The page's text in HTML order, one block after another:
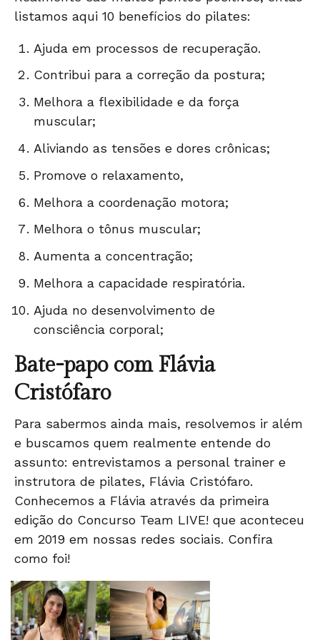
listamos aqui 10 benefícios do pilates:
Ajuda em processos de recuperação.
Contribui para a correção da postura;
Melhora a flexibilidade e da força
muscular;
Aliviando as tensões e dores crônicas;
Promove o relaxamento,
Melhora a coordenação motora;
Melhora o tônus muscular;
Aumenta a concentração;
Melhora a capacidade respiratória.
Ajuda no desenvolvimento de
consciência corporal;
Bate-papo com Flávia
Cristófaro
Para sabermos ainda mais, resolvemos ir além
e buscamos quem realmente entende do
assunto: entrevistamos a personal trainer e
instrutora de pilates, Flávia Cristófaro.
Conhecemos a Flávia através da primeira
edição do Concurso Team LIVE! que aconteceu
em 2019 em nossas redes sociais. Confira
como foi!